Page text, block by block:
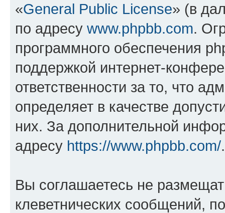
«General Public License» (в
по адресу www.phpbb.com.
программного обеспечения
поддержкой интернет-
ответственности за то, что
определяет в качестве
них. За дополнительной
адресу https://www.phpbb.com/.
Вы соглашаетесь не
клеветнических сообщений,